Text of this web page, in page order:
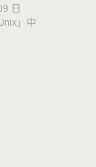
日
」中